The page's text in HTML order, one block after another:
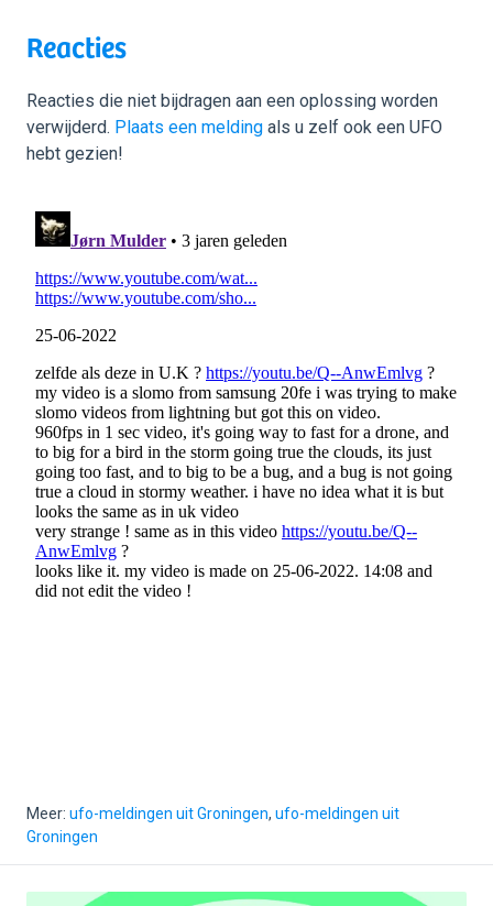
Reacties
Reacties die niet bijdragen aan een oplossing worden
verwijderd. Plaats een melding als u zelf ook een UFO
hebt gezien!
Meer: ufo-meldingen uit Groningen, ufo-meldingen uit
Groningen